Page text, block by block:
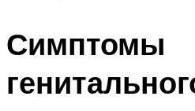
Симптомы